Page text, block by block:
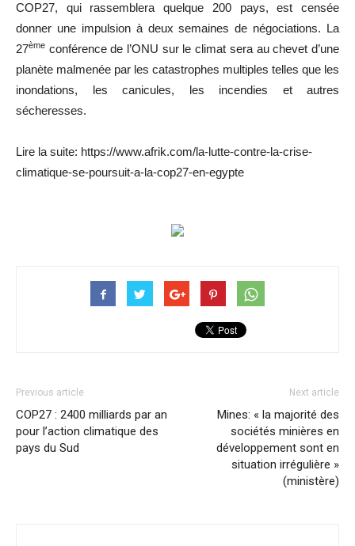
COP27, qui rassemblera quelque 200 pays, est censée
donner une impulsion à deux semaines de négociations. La
27ème conférence de l’ONU sur le climat sera au chevet d’une
planète malmenée par les catastrophes multiples telles que les
inondations, les canicules, les incendies et autres
sécheresses.
Lire la suite: https://www.afrik.com/la-lutte-contre-la-crise-
climatique-se-poursuit-a-la-cop27-en-egypte
Previous article
COP27 : 2400 milliards par an
pour l’action climatique des
pays du Sud
Next article
Mines: « la majorité des
sociétés minières en
développement sont en
situation irrégulière »
(ministère)